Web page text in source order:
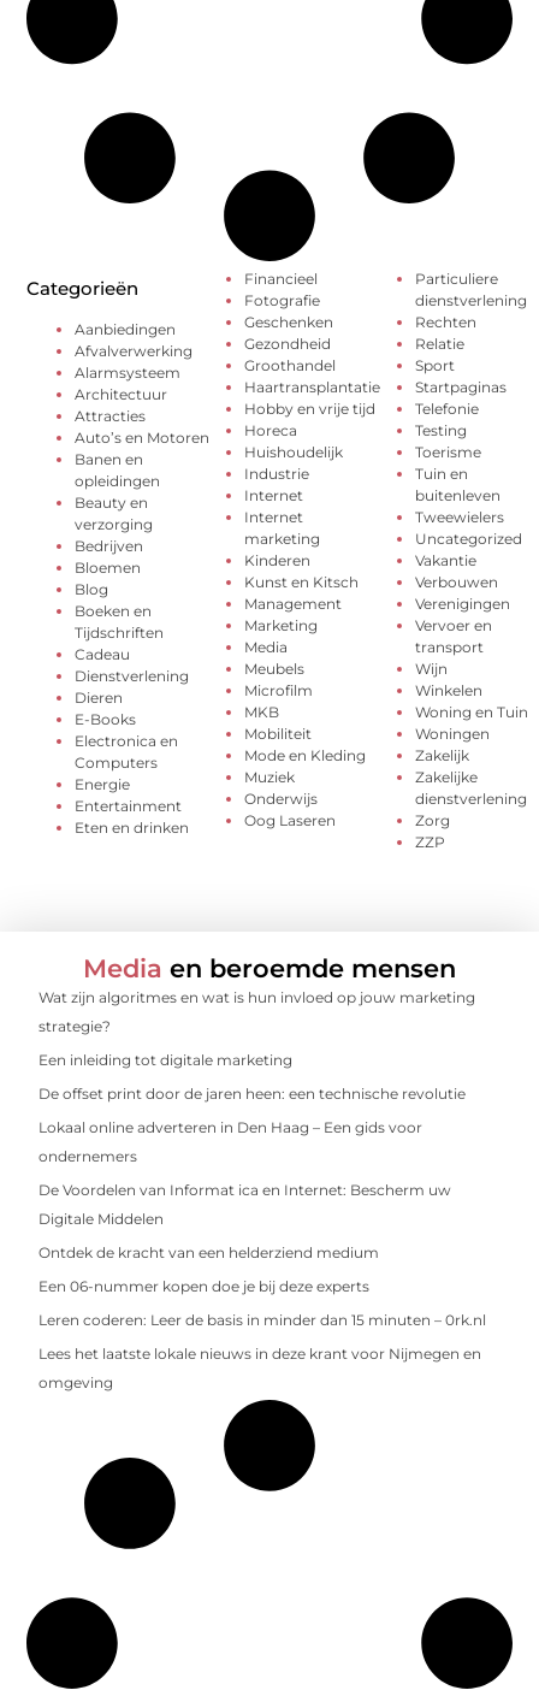
Categorieën
Aanbiedingen
Afvalverwerking
Alarmsysteem
Architectuur
Attracties
Auto’s en Motoren
Banen en
opleidingen
Beauty en
verzorging
Bedrijven
Bloemen
Blog
Boeken en
Tijdschriften
Cadeau
Dienstverlening
Dieren
E-Books
Electronica en
Computers
Energie
Entertainment
Eten en drinken
Financieel
Fotografie
Geschenken
Gezondheid
Groothandel
Haartransplantatie
Hobby en vrije tijd
Horeca
Huishoudelijk
Industrie
Internet
Internet
marketing
Kinderen
Kunst en Kitsch
Management
Marketing
Media
Meubels
Microfilm
MKB
Mobiliteit
Mode en Kleding
Muziek
Onderwijs
Oog Laseren
Particuliere
dienstverlening
Rechten
Relatie
Sport
Startpaginas
Telefonie
Testing
Toerisme
Tuin en
buitenleven
Tweewielers
Uncategorized
Vakantie
Verbouwen
Verenigingen
Vervoer en
transport
Wijn
Winkelen
Woning en Tuin
Woningen
Zakelijk
Zakelijke
dienstverlening
Zorg
ZZP
Media en beroemde mensen
Wat zijn algoritmes en wat is hun invloed op jouw marketing
strategie?
Een inleiding tot digitale marketing
De offset print door de jaren heen: een technische revolutie
Lokaal online adverteren in Den Haag – Een gids voor
ondernemers
De Voordelen van Informat ica en Internet: Bescherm uw
Digitale Middelen
Ontdek de kracht van een helderziend medium
Een 06-nummer kopen doe je bij deze experts
Leren coderen: Leer de basis in minder dan 15 minuten – 0rk.nl
Lees het laatste lokale nieuws in deze krant voor Nijmegen en
omgeving